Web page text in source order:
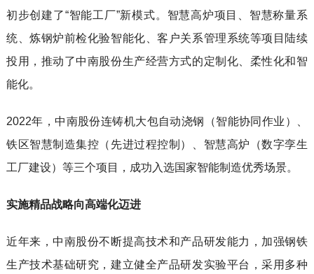
初步创建了“智能工厂”新模式。智慧高炉项目、智慧称量系
统、炼钢炉前检化验智能化、客户关系管理系统等项目陆续
投用，推动了中南股份生产经营方式的定制化、柔性化和智
能化。
2022年，中南股份连铸机大包自动浇钢（智能协同作业）、
铁区智慧制造集控（先进过程控制）、智慧高炉（数字孪生
工厂建设）等三个项目，成功入选国家智能制造优秀场景。
实施精品战略向高端化迈进
近年来，中南股份不断提高技术和产品研发能力，加强钢铁
生产技术基础研究，建立健全产品研发实验平台，采用多种